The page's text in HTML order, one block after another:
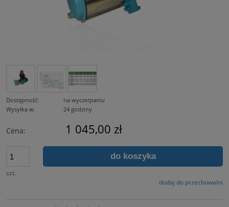
Dostępność:
na wyczerpaniu
Wysyłka w:
24 godziny
Cena: 1 045,00 zł
szt.
do koszyka
dodaj do przechowalni